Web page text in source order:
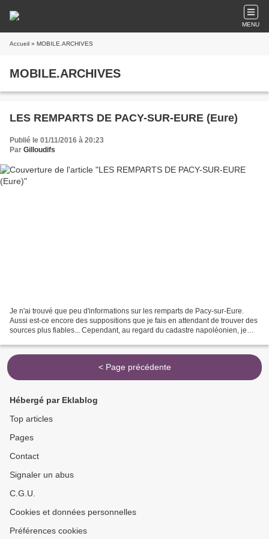
MENU
Accueil » MOBILE.ARCHIVES
MOBILE.ARCHIVES
LES REMPARTS DE PACY-SUR-EURE (Eure)
Publié le 01/11/2016 à 20:23
Par Gilloudifs
Je n'ai trouvé que peu d'informations sur les remparts de Pacy-sur-Eure.
Aussi est-ce encore des suppositions que je fais en attendant de trouver des
sources plus fiables... Cependant, au regard du cadastre napoléonien, je
< Page précédente
Hébergé par Eklablog
Top articles
Pages
Contact
Signaler un abus
C.G.U.
Cookies et données personnelles
Préférences cookies